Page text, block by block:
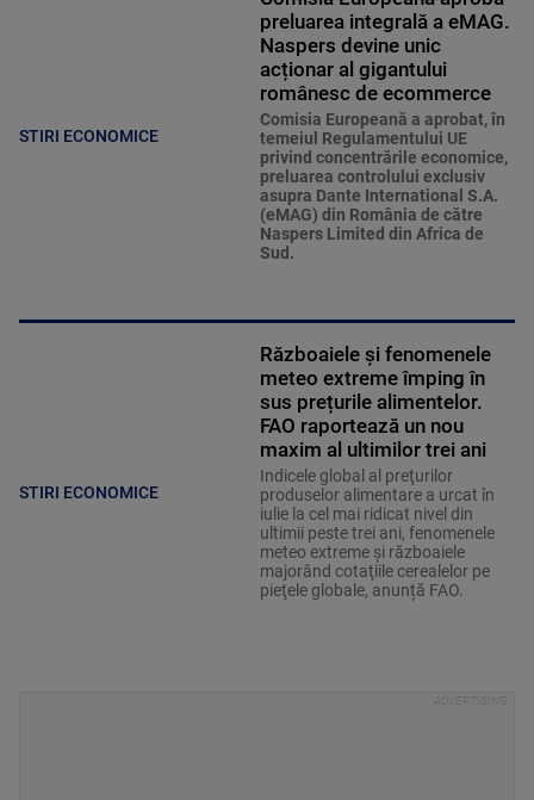
STIRI ECONOMICE
preluarea integrală a eMAG.
Naspers devine unic
acționar al gigantului
românesc de ecommerce
Comisia Europeană a aprobat, în
temeiul Regulamentului UE
privind concentrările economice,
preluarea controlului exclusiv
asupra Dante International S.A.
(eMAG) din România de către
Naspers Limited din Africa de
Sud.
STIRI ECONOMICE
Războaiele și fenomenele
meteo extreme împing în
sus prețurile alimentelor.
FAO raportează un nou
maxim al ultimilor trei ani
Indicele global al preţurilor
produselor alimentare a urcat în
iulie la cel mai ridicat nivel din
ultimii peste trei ani, fenomenele
meteo extreme şi războaiele
majorând cotaţiile cerealelor pe
pieţele globale, anunță FAO.